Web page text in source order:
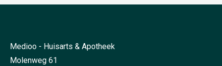
Medioo - Huisarts & Apotheek
Molenweg 61